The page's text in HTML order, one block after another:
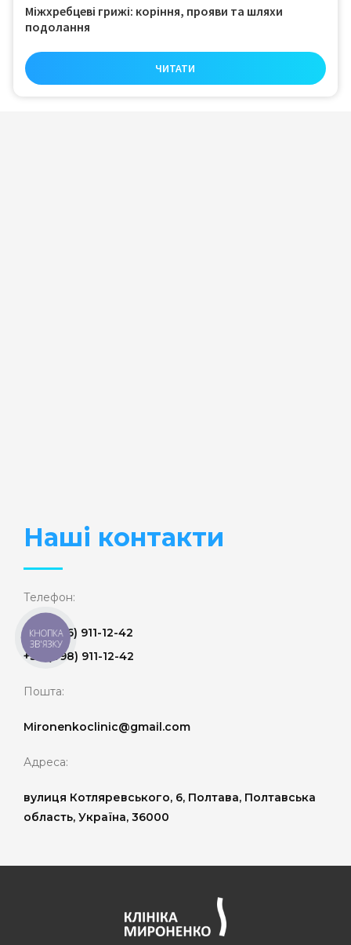
Міжхребцеві грижі: коріння, прояви та шляхи
подолання
ЧИТАТИ
Наші контакти
Телефон:
+38 (066) 911-12-42
+38 (098) 911-12-42
Пошта:
Mironenkoclinic@gmail.com
Адреса:
вулиця Котляревського, 6, Полтава, Полтавська
область, Україна, 36000
КНОПКА
ЗВ'ЯЗКУ